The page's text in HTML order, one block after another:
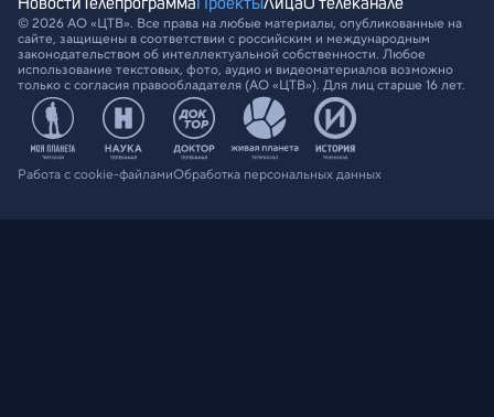
НовостиТелепрограммаПроектыЛицаО телеканале
© 2026 АО «ЦТВ». Все права на любые материалы, опубликованные на
сайте, защищены в соответствии с российским и международным
законодательством об интеллектуальной собственности. Любое
использование текстовых, фото, аудио и видеоматериалов возможно
только с согласия правообладателя (АО «ЦТВ»). Для лиц старше 16 лет.
Работа с cookie-файламиОбработка персональных данных